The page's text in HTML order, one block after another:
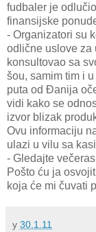
fudbaler je
finansijske
- Organizatori su
odlične uslove za
konsultovao sa
šou, samim tim i
puta od Đanija
vidi kako se
izvor blizak
Ovu informaciju
ulazi u vilu sa
- Gledajte
Pošto ću ja
koja će mi čuvati
у 30.1.11